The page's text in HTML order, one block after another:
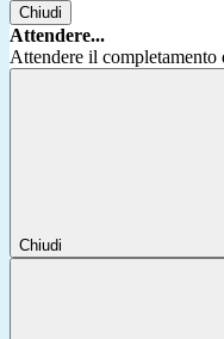
Chiudi
Attendere...
Attendere il completamento
Chiudi